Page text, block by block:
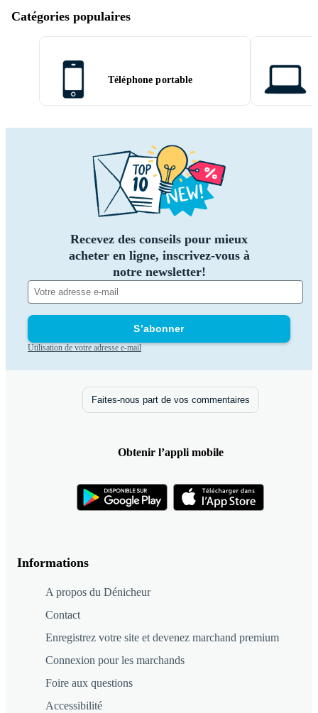
Catégories populaires
Téléphone portable
Recevez des conseils pour mieux
acheter en ligne, inscrivez-vous à
notre newsletter!
S’abonner
Utilisation de votre adresse e-mail
Informations
A propos du Dénicheur
Contact
Enregistrez votre site et devenez marchand premium
Connexion pour les marchands
Foire aux questions
Accessibilité
Faites-nous part de vos commentaires
Obtenir l’appli mobile